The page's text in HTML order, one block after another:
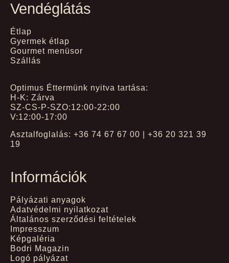
Vendéglátás
Étlap
Gyermek étlap
Gourmet menüsor
Szállás
Optimus Éttermünk nyitva tartása:
H-K: Zárva
SZ-CS-P-SZO:12:00-22:00
V:12:00-17:00
Asztalfoglalás: +36 74 67 67 00 | +36 20 321 39
19
Információk
Pályázati anyagok
Adatvédelmi nyilatkozat
Általános szerződési feltételek
Impresszum
Képgaléria
Bodri Magazin
Logó pályázat